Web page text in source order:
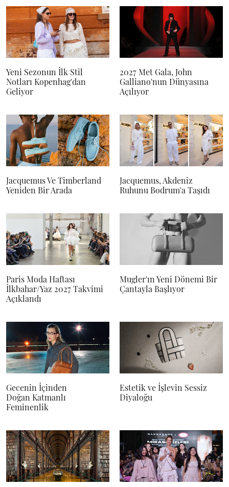
Yeni Sezonun İlk Stil
Notları Kopenhag'dan
Geliyor
2027 Met Gala, John
Galliano'nun Dünyasına
Açılıyor
Jacquemus Ve Timberland
Yeniden Bir Arada
Jacquemus, Akdeniz
Ruhunu Bodrum'a Taşıdı
Paris Moda Haftası
İlkbahar/Yaz 2027 Takvimi
Açıklandı
Mugler'ın Yeni Dönemi Bir
Çantayla Başlıyor
Gecenin İçinden
Doğan Katmanlı
Feminenlik
Estetik ve İşlevin Sessiz
Diyaloğu